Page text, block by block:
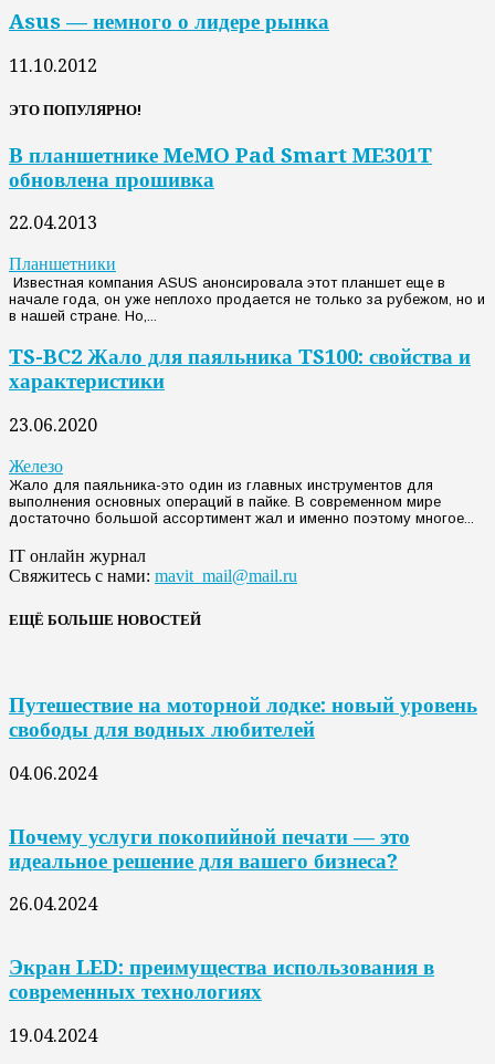
Asus — немного о лидере рынка
11.10.2012
ЭТО ПОПУЛЯРНО!
В планшетнике MeMO Pad Smart ME301T
обновлена прошивка
22.04.2013
Планшетники
Известная компания ASUS анонсировала этот планшет еще в
начале года, он уже неплохо продается не только за рубежом, но и
в нашей стране. Но,...
TS-BC2 Жало для паяльника TS100: свойства и
характеристики
23.06.2020
Железо
Жало для паяльника-это один из главных инструментов для
выполнения основных операций в пайке. В современном мире
достаточно большой ассортимент жал и именно поэтому многое...
IT онлайн журнал
Свяжитесь с нами: mavit_mail@mail.ru
ЕЩЁ БОЛЬШЕ НОВОСТЕЙ
Путешествие на моторной лодке: новый уровень
свободы для водных любителей
04.06.2024
Почему услуги покопийной печати — это
идеальное решение для вашего бизнеса?
26.04.2024
Экран LED: преимущества использования в
современных технологиях
19.04.2024